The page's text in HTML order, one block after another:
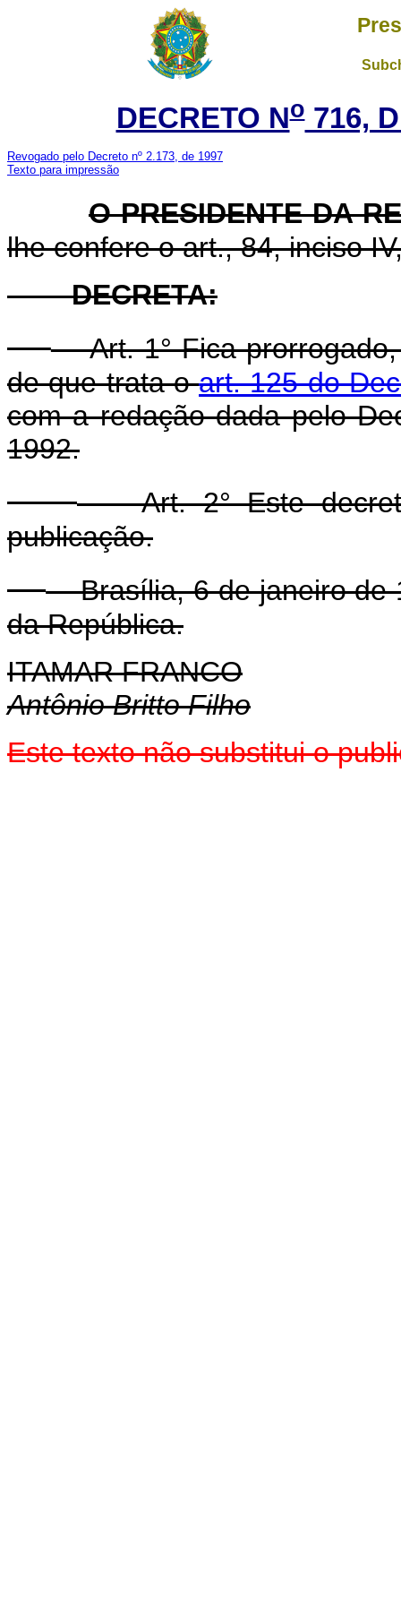
DECRETO No716,
Revogado pelo Decreto nº 2.173, de 1997
Texto para impressão
O PRESIDENTE DA
lhe confere o art., 84, inciso
DECRETA:
Art. 1° Fica prorrogado,
de que trata oart. 125 do
com a redação dada pelo
1992.
Art. 2° Este
publicação.
Brasília, 6 de janeiro de
da República.
ITAMAR FRANCO
Antônio Britto Filho
Este texto não substitui o